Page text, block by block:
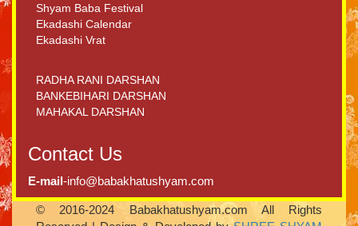
Shyam Baba Festival
Ekadashi Calendar
Ekadashi Vrat
RADHA RANI DARSHAN
BANKEBIHARI DARSHAN
MAHAKAL DARSHAN
Contact Us
E-mail-info@babakhatushyam.com
© 2016-2024 Babakhatushyam.com All Rights